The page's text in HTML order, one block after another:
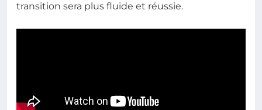
transition sera plus fluide et réussie.